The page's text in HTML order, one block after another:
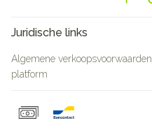
Juridische links
Algemene verkoopsvoorwaarden
platform